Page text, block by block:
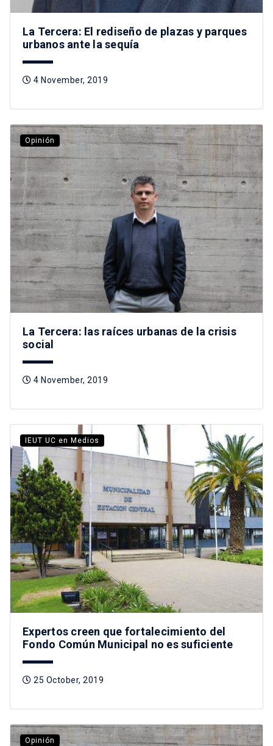
La Tercera: El rediseño de plazas y parques
urbanos ante la sequía
4 November, 2019
Opinión
La Tercera: las raíces urbanas de la crisis
social
4 November, 2019
IEUT UC en Medios
Expertos creen que fortalecimiento del
Fondo Común Municipal no es suficiente
25 October, 2019
Opinión